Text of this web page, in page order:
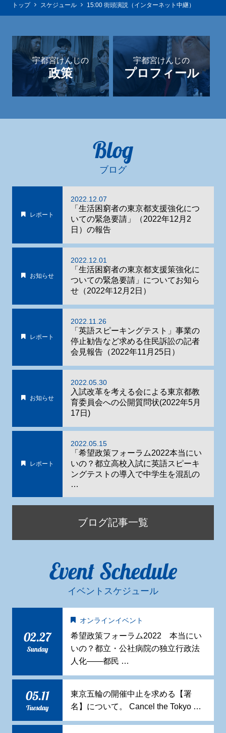
トップ スケジュール 15:00 街頭演説（インターネット中継）
宇都宮けんじの
政策
宇都宮けんじの
プロフィール
Blog
ブログ
レポート
2022.12.07
「生活困窮者の東京都支援強化につ
いての緊急要請」（2022年12月2
日）の報告
お知らせ
2022.12.01
「生活困窮者の東京都支援策強化に
ついての緊急要請」についてお知ら
せ（2022年12月2日）
レポート
2022.11.26
「英語スピーキングテスト」事業の
停止勧告など求める住民訴訟の記者
会見報告（2022年11月25日）
お知らせ
2022.05.30
入試改革を考える会による東京都教
育委員会への公開質問状(2022年5月
17日)
レポート
2022.05.15
「希望政策フォーラム2022本当にい
いの？都立高校入試に英語スピーキ
ングテストの導入で中学生を混乱の
…
ブログ記事一覧
Event Schedule
イベントスケジュール
02.27
Sunday
オンラインイベント
希望政策フォーラム2022 本当にい
いの？都立・公社病院の独立行政法
人化——都民 …
05.11
Tuesday
東京五輪の開催中止を求める【署
名】について。 Cancel the Tokyo …